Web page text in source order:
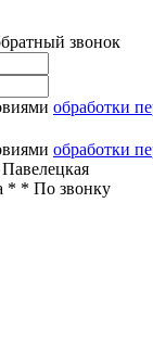
звонок
обработки
обработки
* * По звонку